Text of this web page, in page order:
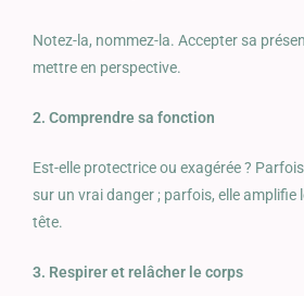
Notez-la, nommez-la. Accepter sa
mettre en perspective.
2. Comprendre sa fonction
Est-elle protectrice ou exagérée ?
sur un vrai danger ; parfois, elle amplifie
tête.
3. Respirer et relâcher le corps